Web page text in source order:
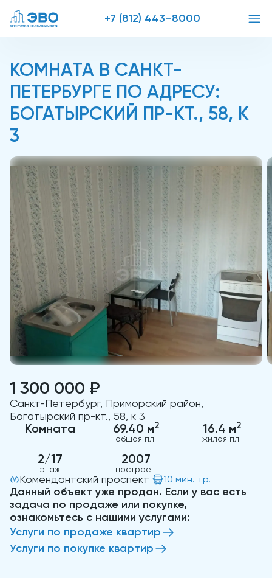
+7 (812) 443–8000
КОМНАТА В САНКТ-
ПЕТЕРБУРГЕ ПО АДРЕСУ:
БОГАТЫРСКИЙ ПР-КТ., 58, К
3
1 300 000 ₽
Санкт-Петербург, Приморский район,
Богатырский пр-кт., 58, к 3
Комната 69.40 м2
общая пл.
16.4 м2
жилая пл.
2/17
этаж
2007
построен
Комендантский проспект 10 мин. тр.
Данный объект уже продан. Если у вас есть
задача по продаже или покупке,
ознакомьтесь с нашими услугами:
Услуги по продаже квартир
Услуги по покупке квартир